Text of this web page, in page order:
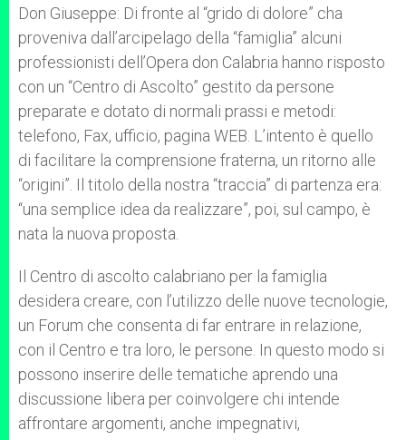
Don Giuseppe: Di fronte al “grido di dolore” cha
proveniva dall’arcipelago della “famiglia” alcuni
professionisti dell’Opera don Calabria hanno risposto
con un “Centro di Ascolto” gestito da persone
preparate e dotato di normali prassi e metodi:
telefono, Fax, ufficio, pagina WEB. L’intento è quello
di facilitare la comprensione fraterna, un ritorno alle
“origini”. Il titolo della nostra “traccia” di partenza era:
“una semplice idea da realizzare”, poi, sul campo, è
nata la nuova proposta.
Il Centro di ascolto calabriano per la famiglia
desidera creare, con l’utilizzo delle nuove tecnologie,
un Forum che consenta di far entrare in relazione,
con il Centro e tra loro, le persone. In questo modo si
possono inserire delle tematiche aprendo una
discussione libera per coinvolgere chi intende
affrontare argomenti, anche impegnativi,